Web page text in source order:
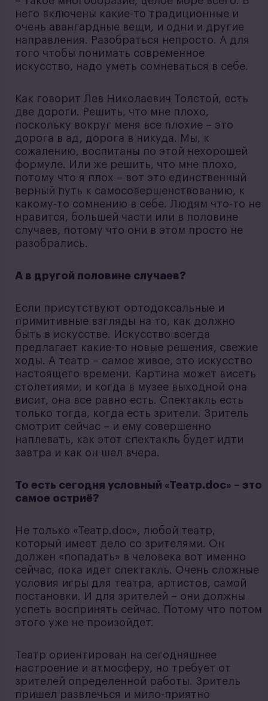
него включены какие-то традиционные и
очень авангардные вещи, и одни и другие
направления. Разобраться непросто. А для
того чтобы понимать современное
искусство, надо уметь сомневаться в себе.
Как говорит Лев Николаевич Толстой, есть
две дороги. Решить, что мне плохо,
поскольку вокруг меня все плохие – это
дорога в ад, дорога в никуда. Мы, к
сожалению, воспитаны по этой нехорошей
формуле. Или же решить, что мне плохо,
потому что я плох – вот это единственный
верный путь к самосовершенствованию, к
какому-то сомнению в себе. Людям что-то не
нравится, большей части или в половине
случаев, потому что они в этом просто не
разобрались.
А в другой половине случаев?
Если присутствуют ортодоксальные и
примитивные взгляды на то, как должно
быть в искусстве. Искусство всегда
предлагает какие-то новые решения, свежие
ходы. А театр – самое живое, это искусство
настоящего времени. Картина может висеть
столетиями, и когда в музее выходной она
висит, она все равно есть. Спектакль есть
только тогда, когда есть зрители. Зритель
смотрит сейчас – и ему совершенно
наплевать, как этот спектакль будет идти
завтра и как он шел вчера.
То есть сегодня условный «Театр.doc» – это
самое остриё?
Не только «Театр.doc», любой театр,
который имеет дело со зрителями. Он
должен «попадать» в человека вот именно
сейчас, пока идет спектакль. Очень сложные
условия игры для театра, артистов, самой
постановки. И для зрителей – они должны
успеть воспринять сейчас. Потому что потом
этого уже не произойдет.
Театр ориентирован на сегодняшнее
настроение и атмосферу, но требует от
зрителей определенной работы. Зритель
пришел развлечься и мило-приятно